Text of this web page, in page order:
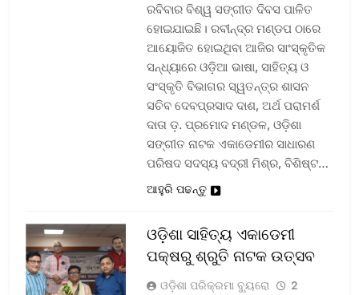
ରବିବାର ବିଶ୍ୱ ସଙ୍ଗୀତ ଦିବସ ପାଳିତ
ହୋଇଯାଇଛି। ରବୀନ୍ଦ୍ର ମଣ୍ଡପ ଠାରେ
ଆୟୋଜିତ ହୋଇଥିବା ଆଜିର ସାଂସ୍କୃତିକ
ସନ୍ଧ୍ୟାରେ ଓଡ଼ିଆ ଭାଷା, ସାହିତ୍ୟ ଓ
ସଂସ୍କୃତି ବିଭାଗର ସ୍ୱତନ୍ତ୍ର ଶାସନ
ସଚିବ ଦେବପ୍ରସାଦ ଦାଶ, ଅର୍ଥ ପରାମର୍ଶ
ଦାତା ଡ଼. ପ୍ରମୋଦ ମଣ୍ଡଳ, ଓଡ଼ିଶା
ସଙ୍ଗୀତ ନାଟକ ଏକାଡେମୀର ସାଧାରଣ
ପରିଷଦ ସଦସ୍ୟ ବଦ୍ରୀ ମିଶ୍ର, ବିଶିଷ୍ଟ…
ଆହୁରି ପଢନ୍ତୁ
ଓଡ଼ିଶା ସାହିତ୍ୟ ଏକାଡେମୀ
ପକ୍ଷରୁ ଶ୍ରୁତି ନାଟକ ଉତ୍ସବ
ଓଡ଼ିଶା ପରିକ୍ରମା ବ୍ୟୁରୋ
2